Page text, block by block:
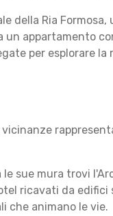
della Ria
appartamento
per esplorare
sue mura trovi
ricavati da
che animano le vie.